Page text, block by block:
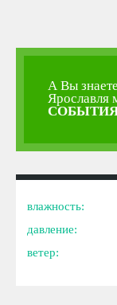
А Вы
Ярославля
влажность:
давление:
ветер: